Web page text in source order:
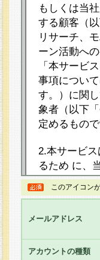
もしくは当
する顧客（
リサーチ、
ーン活動へ
「本サービ
事項につい
す。）に関
象者（以下
定めるもので
2.本サービ
るため に、
ト（以下「
ージを設け
し、その結
るものです
員に対して
た全ての会
このアイコン
メールアドレス
アカウントの種類